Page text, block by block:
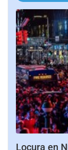
Locura en